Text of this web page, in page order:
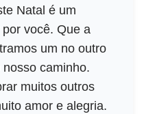
Natal é um
você. Que a
um no outro
caminho.
muitos outros
amor e alegria.